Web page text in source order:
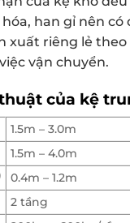
han gỉ nên có
xuất riêng lẻ
vận chuyển.
của kệ
1.5m – 3.0m
1.5m – 4.0m
0.4m – 1.2m
2 tầng